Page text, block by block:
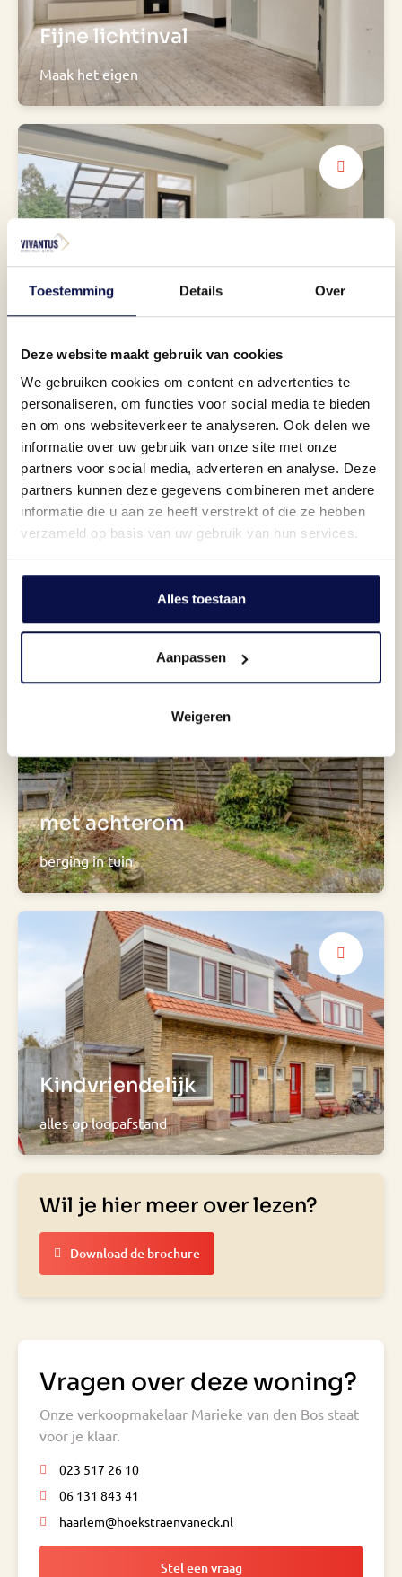
Toestemming Details Over
Deze website maakt gebruik van cookies
We gebruiken cookies om content en advertenties te
personaliseren, om functies voor social media te bieden
en om ons websiteverkeer te analyseren. Ook delen we
informatie over uw gebruik van onze site met onze
partners voor social media, adverteren en analyse. Deze
partners kunnen deze gegevens combineren met andere
informatie die u aan ze heeft verstrekt of die ze hebben
verzameld op basis van uw gebruik van hun services.
Alles toestaan
Aanpassen
Weigeren
Fijne lichtinval
Maak het eigen
Open keuken
Hoe deel jij ze in?
met achterom
berging in tuin
Kindvriendelijk
alles op loopafstand
Wil je hier meer over lezen?
Download de brochure
Vragen over deze woning?
Onze verkoopmakelaar Marieke van den Bos staat
voor je klaar.
023 517 26 10
06 131 843 41
haarlem@hoekstraenvaneck.nl
Stel een vraag